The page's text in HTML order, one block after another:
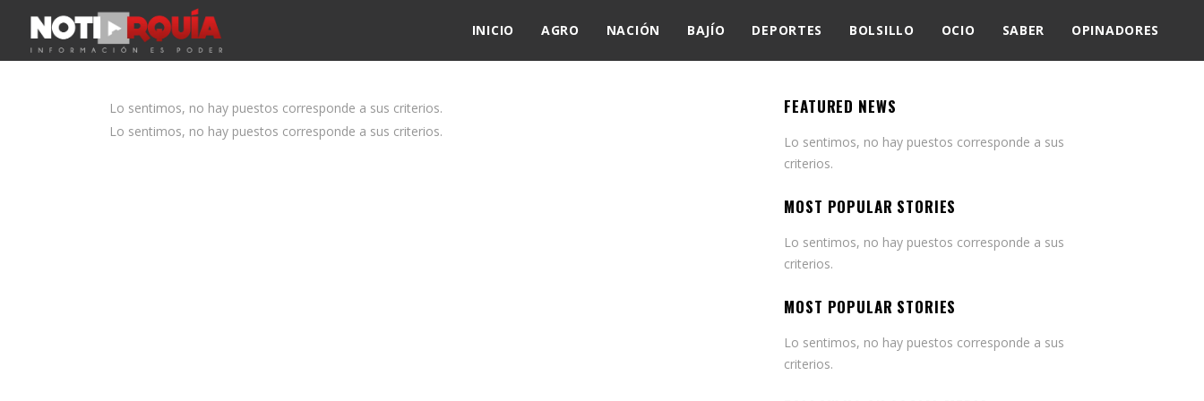
INICIO AGRO NACIÓN BAJÍO DEPORTES BOLSILLO OCIO SABER OPINADORES
Lo sentimos, no hay puestos corresponde a sus criterios.
Lo sentimos, no hay puestos corresponde a sus criterios.
FEATURED NEWS
Lo sentimos, no hay puestos corresponde a sus
criterios.
MOST POPULAR STORIES
Lo sentimos, no hay puestos corresponde a sus
criterios.
MOST POPULAR STORIES
Lo sentimos, no hay puestos corresponde a sus
criterios.